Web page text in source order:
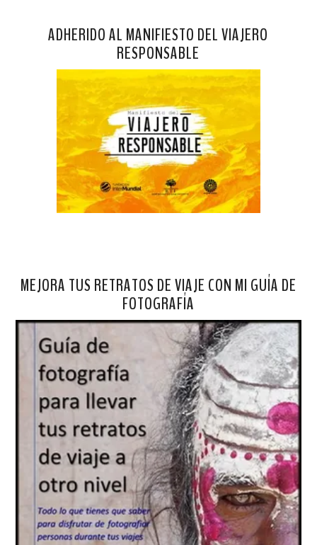
ADHERIDO AL MANIFIESTO DEL VIAJERO
RESPONSABLE
MEJORA TUS RETRATOS DE VIAJE CON MI GUÍA DE
FOTOGRAFÍA